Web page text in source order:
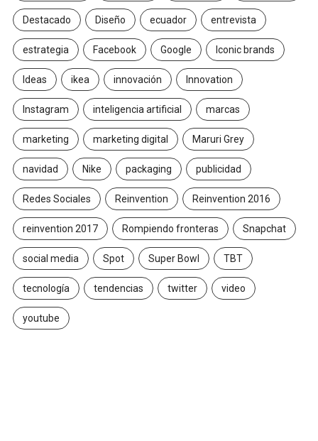
Destacado Diseño ecuador entrevista
estrategia Facebook Google Iconic brands
Ideas ikea innovación Innovation
Instagram inteligencia artificial marcas
marketing marketing digital Maruri Grey
navidad Nike packaging publicidad
Redes Sociales Reinvention Reinvention 2016
reinvention 2017 Rompiendo fronteras Snapchat
social media Spot Super Bowl TBT
tecnología tendencias twitter video
youtube